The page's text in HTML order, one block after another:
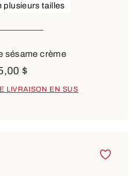
plusieurs tailles
sésame crème
$
LIVRAISON EN SUS